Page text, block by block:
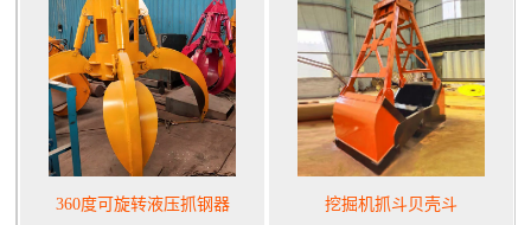
360度可旋转液压抓钢器
挖掘机抓斗贝壳斗